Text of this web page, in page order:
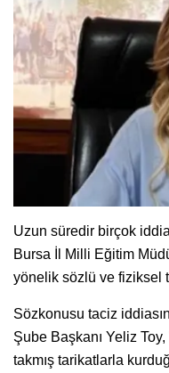
Uzun süredir birçok
Bursa İl Milli Eğitim
yönelik sözlü ve fiziksel
Sözkonusu taciz
Şube Başkanı Yeliz
takmış tarikatlarla